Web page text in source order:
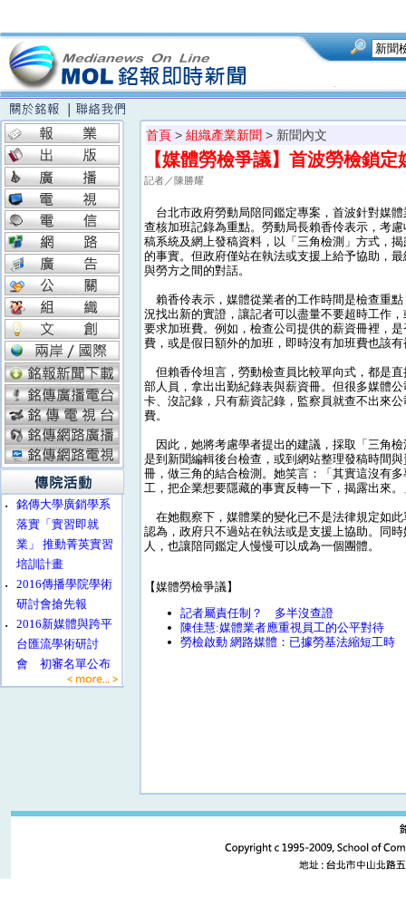
‧
銘傳大學廣銷學系
落實「實習即就
業」 推動菁英實習
培訓計畫
‧
2016傳播學院學術
研討會搶先報
‧
2016新媒體與跨平
台匯流學術研討
會 初審名單公布
首頁 > 組織產業新聞 > 新聞內文
【媒體勞檢爭議】首波勞檢鎖
記者／陳勝耀
台北市政府勞動局陪同鑑定專案，首波針對媒
查核加班記錄為重點。勞動局長賴香伶表示，考
稿系統及網上發稿資料，以「三角檢測」方式，
的事實。但政府僅站在執法或支援上給予協助，
與勞方之間的對話。
賴香伶表示，媒體從業者的工作時間是檢查重
況找出新的實證，讓記者可以盡量不要超時工作
要求加班費。例如，檢查公司提供的薪資冊裡，
費，或是假日額外的加班，即時沒有加班費也該
但賴香伶坦言，勞動檢查員比較單向式，都是
部人員，拿出出勤紀錄表與薪資冊。但很多媒體
卡、沒記錄，只有薪資記錄，監察員就查不出來
費。
因此，她將考慮學者提出的建議，採取「三角
是到新聞編輯後台檢查，或到網站整理發稿時間
冊，做三角的結合檢測。她笑言：「其實這沒有
工，把企業想要隱藏的事實反轉一下，揭露出來。
在她觀察下，媒體業的變化已不是法律規定如
認為，政府只不過站在執法或是支援上協助。同
人，也讓陪同鑑定人慢慢可以成為一個團體。
【媒體勞檢爭議】
記者屬責任制？ 多半沒查證
陳佳慧:媒體業者應重視員工的公平對待
勞檢啟動 網路媒體：已據勞基法縮短工時